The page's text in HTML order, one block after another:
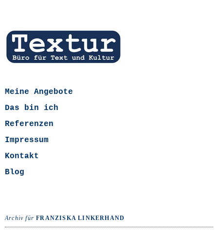
Meine Angebote
Das bin ich
Referenzen
Impressum
Kontakt
Blog
Archiv fürFRANZISKA LINKERHAND